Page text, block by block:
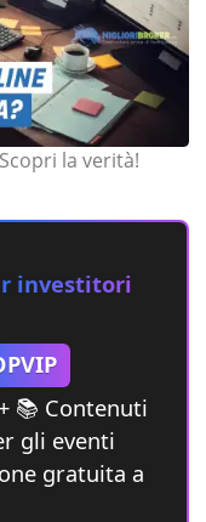
la verità!
investitori
📚 Contenuti
gli eventi
gratuita a